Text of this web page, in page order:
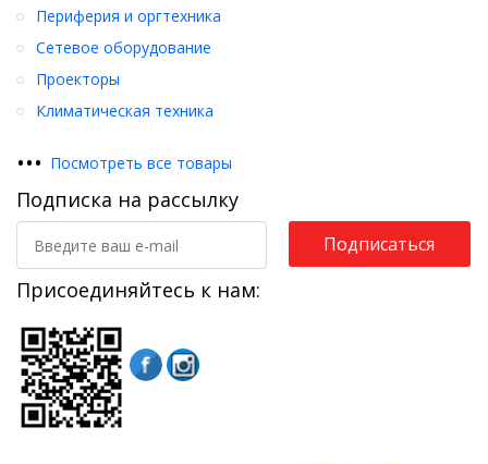
Периферия и оргтехника
Сетевое оборудование
Проекторы
Климатическая техника
••• Посмотреть все товары
Подписка на рассылку
Подписаться
Присоединяйтесь к нам: